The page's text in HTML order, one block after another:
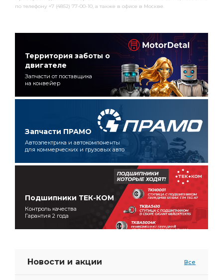
по телефону +7 (4852) 77-00-10, а также в офисе в Москве.
Территория заботы о
двигателе
Запчасти от поставщика
на конвейер
Запчасти ПРАМО
Автоэлектрика и автокомпоненты
для коммерческих и грузовых авто
Подшипники ТЕК-КОМ
Контроль качества
Гарантия 2 года
Новости и акции Все